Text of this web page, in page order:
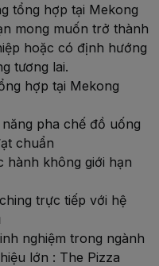
tổng hợp tại Mekong
mong muốn trở thành
hoặc có định hướng
tương lai.
hợp tại Mekong
pha chế đồ uống
chuẩn
hành không giới hạn
trực tiếp với hệ
nghiệm trong ngành
lớn : The Pizza